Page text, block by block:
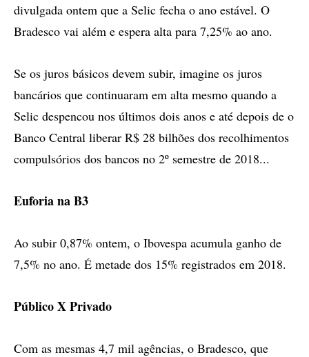
divulgada ontem que a Selic fecha o ano estável. O
Bradesco vai além e espera alta para 7,25% ao ano.
Se os juros básicos devem subir, imagine os juros
bancários que continuaram em alta mesmo quando a
Selic despencou nos últimos dois anos e até depois de o
Banco Central liberar R$ 28 bilhões dos recolhimentos
compulsórios dos bancos no 2º semestre de 2018...
Euforia na B3
Ao subir 0,87% ontem, o Ibovespa acumula ganho de
7,5% no ano. É metade dos 15% registrados em 2018.
Público X Privado
Com as mesmas 4,7 mil agências, o Bradesco, que